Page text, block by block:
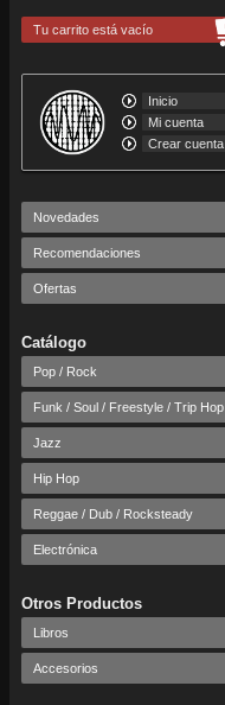
Tu carrito está vacío
Inicio
Mi cuenta
Crear cuenta
Novedades
Recomendaciones
Ofertas
Catálogo
Pop / Rock
Funk / Soul / Freestyle / Trip Hop
Jazz
Hip Hop
Reggae / Dub / Rocksteady
Electrónica
Otros Productos
Libros
Accesorios